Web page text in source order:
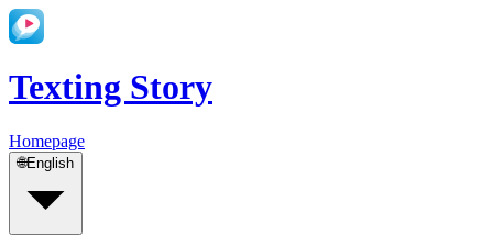
Texting Story
Homepage
🌐English